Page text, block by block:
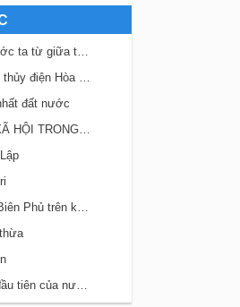
Bài 29. Ôn tập: Lịch sử nước ta từ giữa thế kỉ XIX đến nay
Bài 28. Xây dựng nhà máy thủy điện Hòa Bình
đất nước
XÂY DỰNG CHỦ NGHĨA XÃ HỘI TRONG CẢ NƯỚC (TỪ NĂM 1975 ĐẾN NAY)
Bài 24. Chiến thắng “Điện Biên Phủ trên không”
Bài 21. Nhà máy hiện đại đầu tiên của nước ta